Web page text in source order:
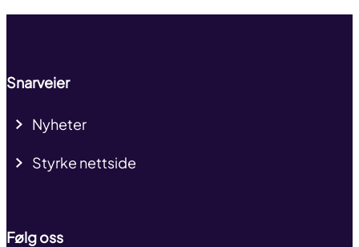
Snarveier
Nyheter
Styrke nettside
Følg oss